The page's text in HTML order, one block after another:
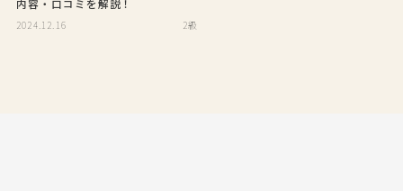
内容・口コミを解説！
2024.12.16 2級